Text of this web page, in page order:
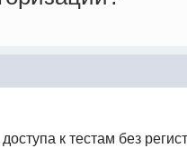
к тестам без